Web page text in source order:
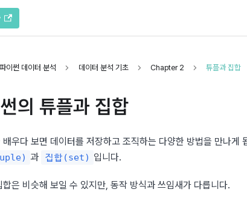
파이썬 데이터 분석 데이터 분석 기초 Chapter 2 튜플과 집합
의 튜플과 집합
과 집합(set) 입니다.
합은 비슷해 보일 수 있지만, 동작 방식과 쓰임새가 다릅니다.